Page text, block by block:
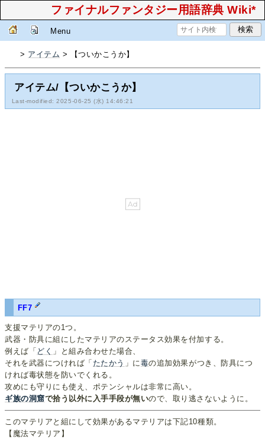
ファイナルファンタジー用語辞典 Wiki*
Menu
> アイテム > 【ついかこうか】
アイテム/【ついかこうか】
Last-modified: 2025-06-25 (水) 14:46:21
FF7
支援マテリアの1つ。
武器・防具に組にしたマテリアのステータス効果を付加する。
例えば「 どく 」と組み合わせた場合、
それを武器につければ「 たたかう 」に 毒の追加効果がつき、防具につ
ければ毒状態を防いでくれる。
攻めにも守りにも使え、ポテンシャルは非常に高い。
ギ族の洞窟で拾う以外に入手手段が無いので、取り逃さないように。
このマテリアと組にして効果があるマテリアは下記10種類。
【魔法マテリア】